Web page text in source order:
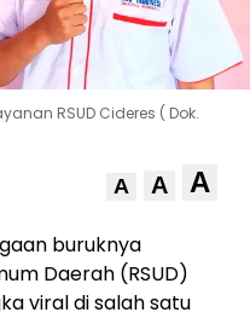
RSUD Cideres ( Dok.
A A A
buruknya
Daerah (RSUD)
viral di salah satu